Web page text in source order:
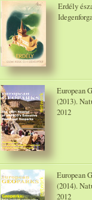
Erdély
European
(2013).
2012
European
(2014).
2012